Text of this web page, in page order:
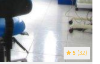
5 (32)